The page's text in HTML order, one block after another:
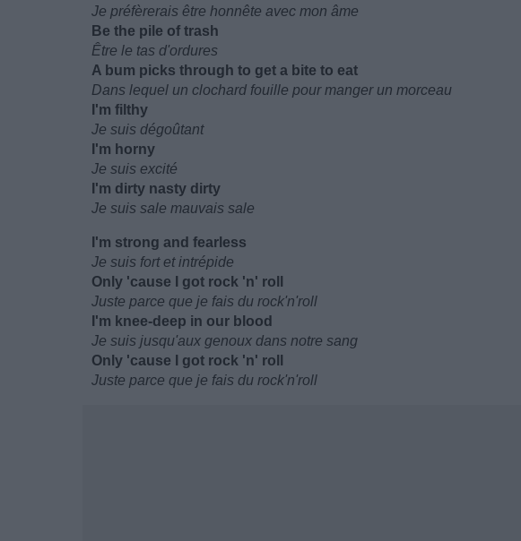
Je préfèrerais être honnête avec mon âme
Be the pile of trash
Être le tas d'ordures
A bum picks through to get a bite to eat
Dans lequel un clochard fouille pour manger un morceau
I'm filthy
Je suis dégoûtant
I'm horny
Je suis excité
I'm dirty nasty dirty
Je suis sale mauvais sale
I'm strong and fearless
Je suis fort et intrépide
Only 'cause I got rock 'n' roll
Juste parce que je fais du rock'n'roll
I'm knee-deep in our blood
Je suis jusqu'aux genoux dans notre sang
Only 'cause I got rock 'n' roll
Juste parce que je fais du rock'n'roll